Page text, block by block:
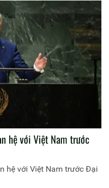
hệ với Việt Nam trước
hệ với Việt Nam trước Đại